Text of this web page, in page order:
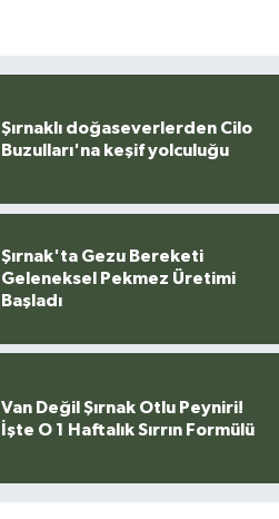
Şırnaklı doğaseverlerden Cilo
Buzulları'na keşif yolculuğu
Şırnak'ta Gezu Bereketi
Geleneksel Pekmez Üretimi
Başladı
Van Değil Şırnak Otlu Peyniri!
İşte O 1 Haftalık Sırrın Formülü